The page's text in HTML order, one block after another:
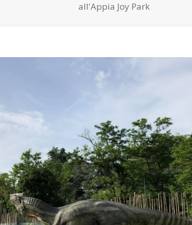
all'Appia Joy Park